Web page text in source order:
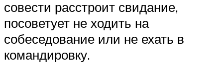
совести расстроит свидание,
посоветует не ходить на
собеседование или не ехать в
командировку.